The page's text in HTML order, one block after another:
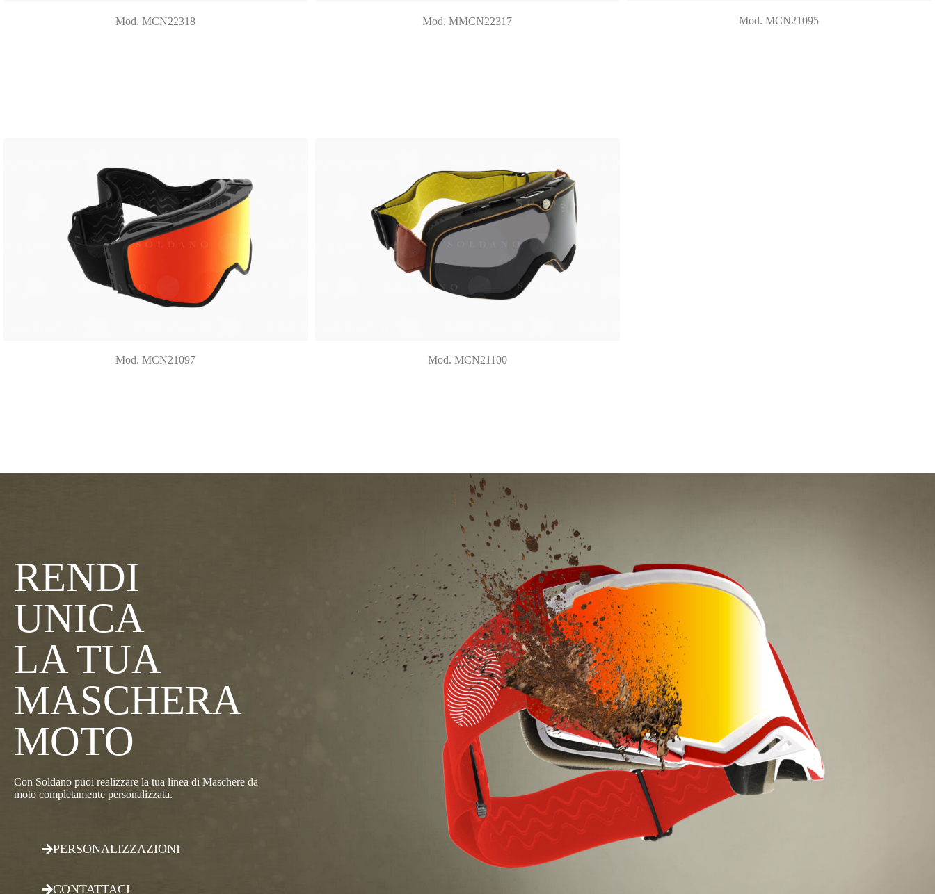
Mod. MCN22318 Mod. MMCN22317 Mod. MCN21095
Mod. MCN21097 Mod. MCN21100
RENDI
UNICA
LA TUA
MASCHERA
MOTO
Con Soldano puoi realizzare la tua linea di Maschere da
moto completamente personalizzata.
PERSONALIZZAZIONI
CONTATTACI